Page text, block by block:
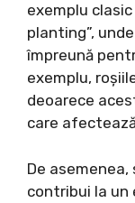
exemplu
planting”,
împreună
exemplu,
deoarece
care
De
contribui la un